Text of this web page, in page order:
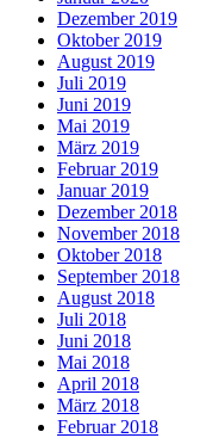
Dezember 2019
Oktober 2019
August 2019
Juli 2019
Juni 2019
Mai 2019
März 2019
Februar 2019
Januar 2019
Dezember 2018
November 2018
Oktober 2018
September 2018
August 2018
Juli 2018
Juni 2018
Mai 2018
April 2018
März 2018
Februar 2018